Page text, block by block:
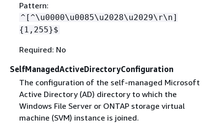
Pattern:
^[^\u0000\u0085\u2028\u2029\r\n]
{ 1,255}$
Required: No
SelfManagedActiveDirectoryConfiguration
The configuration of the self-managed Microsoft
Active Directory (AD) directory to which the
Windows File Server or ONTAP storage virtual
machine (SVM) instance is joined.